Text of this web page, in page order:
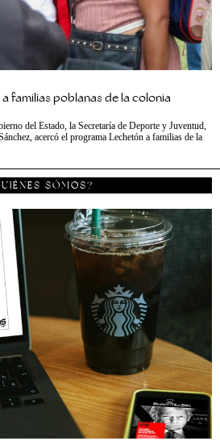
familias poblanas de la colonia
del Estado, la Secretaría de Deporte y Juventud,
acercó el programa Lechetón a familias de la
SÓMOS?